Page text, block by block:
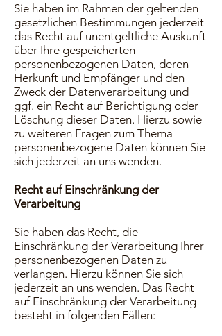
Sie haben im Rahmen der geltenden
gesetzlichen Bestimmungen jederzeit
das Recht auf unentgeltliche Auskunft
über Ihre gespeicherten
personenbezogenen Daten, deren
Herkunft und Empfänger und den
Zweck der Datenverarbeitung und
ggf. ein Recht auf Berichtigung oder
Löschung dieser Daten. Hierzu sowie
zu weiteren Fragen zum Thema
personenbezogene Daten können Sie
sich jederzeit an uns wenden.
Recht auf Einschränkung der
Verarbeitung
Sie haben das Recht, die
Einschränkung der Verarbeitung Ihrer
personenbezogenen Daten zu
verlangen. Hierzu können Sie sich
jederzeit an uns wenden. Das Recht
auf Einschränkung der Verarbeitung
besteht in folgenden Fällen: